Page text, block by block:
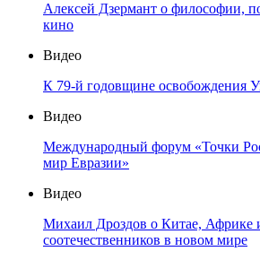
Алексей Дзермант о философии,
кино
Видео
К 79-й годовщине освобождения
Видео
Международный форум «Точки
мир Евразии»
Видео
Михаил Дроздов о Китае, Африке
соотечественников в новом мире